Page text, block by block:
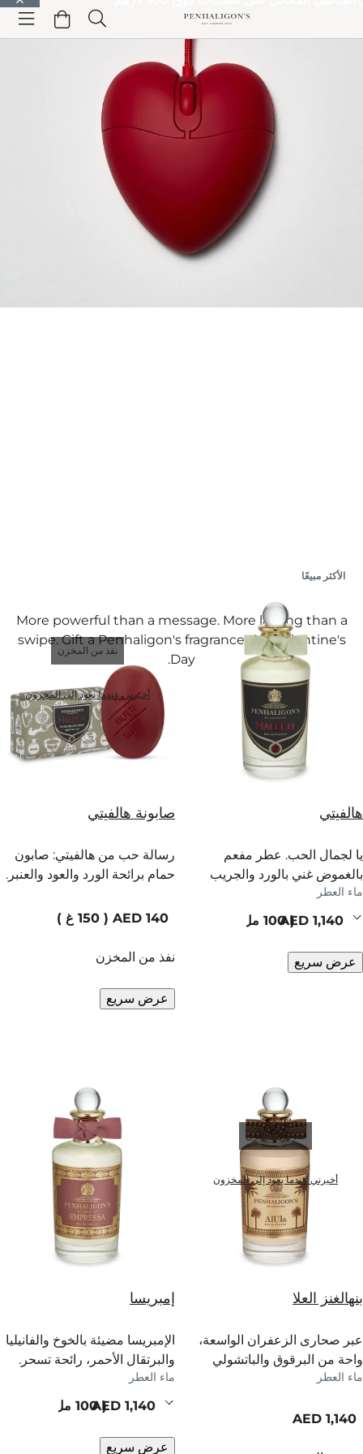
الانتقال إلى المحتوى الرئيسيالانتقال إلى
More powerful than a message. More lasting than a
swipe. Gift a Penhaligon's fragrance this Valentine's
Day.
الأكثر مبيعًا
هالفيتي
يا لجمال الحب. عطر مفعم
بالغموض غني بالورد والجريب
فروت والتوابل.
ماء العطر
current price
100 مل
عرض سريع
نفذ من المخزن
أخبرني عندما يعود إلى المخزون
صابونة هالفيتي
رسالة حب من هالفيتي: صابون
حمام برائحة الورد والعود والعنبر.
current price
نفذ من المخزن
عرض سريع
نفذ من المخزن
أخبرني عندما يعود إلى المخزون
بنهالغنز العلا
عبر صحارى الزعفران الواسعة،
واحة من البرقوق والباتشولي
تعطر درب البخور.
ماء العطر
current price
إمبريسا
الإمبريسا مضيئة بالخوخ والفانيليا
والبرتقال الأحمر، رائحة تسحر.
ماء العطر
current price
100 مل
عرض سريع